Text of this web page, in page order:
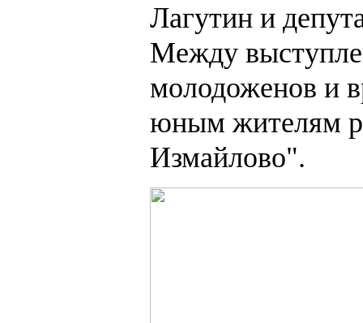
Лагутин и
Между
молодоженов и
юным жителям
Измайлово".